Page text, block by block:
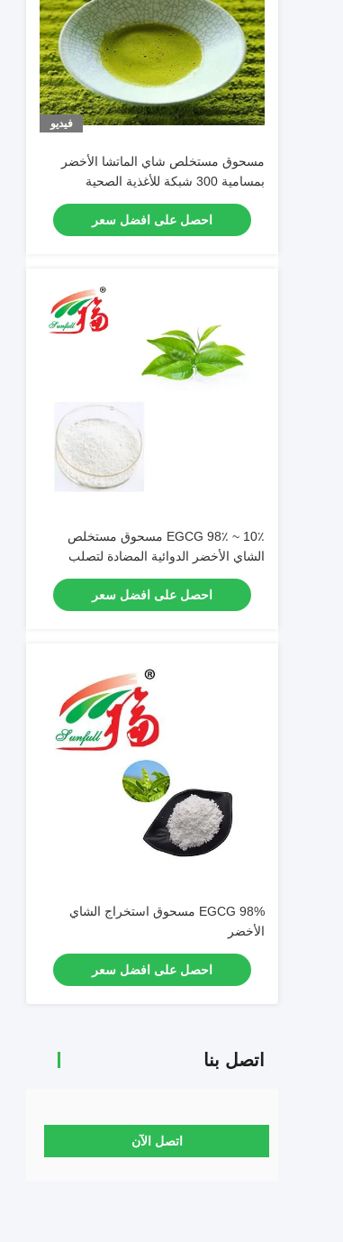
فيديو
مسحوق مستخلص شاي الماتشا الأخضر
بمسامية 300 شبكة للأغذية الصحية
والمشروبات
احصل على افضل سعر
10٪ ~ 98٪ EGCG مسحوق مستخلص
الشاي الأخضر الدوائية المضادة لتصلب
الشرايين
احصل على افضل سعر
98% EGCG مسحوق استخراج الشاي
الأخضر
احصل على افضل سعر
اتصل بنا
اتصل الآن